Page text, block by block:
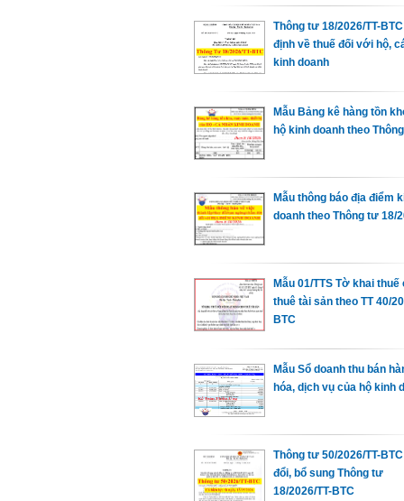
Thông tư 18/2026/TT-
định về thuế đối với hộ,
kinh doanh
Mẫu Bảng kê hàng tồn
hộ kinh doanh theo
Mẫu thông báo địa điểm
doanh theo Thông tư 18/
Mẫu 01/TTS Tờ khai thuế
thuê tài sản theo TT 40/
BTC
Mẫu Sổ doanh thu bán
hóa, dịch vụ của hộ kinh
Thông tư 50/2026/TT-
đổi, bổ sung Thông tư
18/2026/TT-BTC